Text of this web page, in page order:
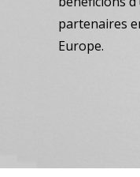
partenaires
Europe.